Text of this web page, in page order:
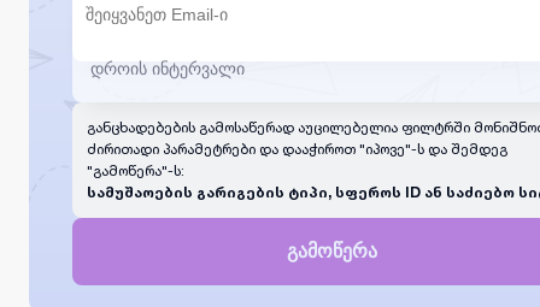
განცხადებების გამოსაწერად აუცილებელია ფილტრში
ძირითადი პარამეტრები და დააჭიროთ "იპოვე"-ს და შემდეგ
"გამოწერა"-ს:
სამუშაოების გარიგების ტიპი, სფეროს ID ან საძიებო
გამოწერა